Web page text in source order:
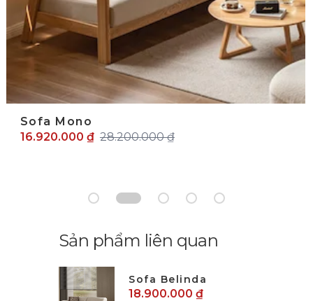
Sofa Mono
16.920.000 ₫ 28.200.000 ₫
Sản phẩm liên quan
Sofa Belinda
18.900.000 ₫